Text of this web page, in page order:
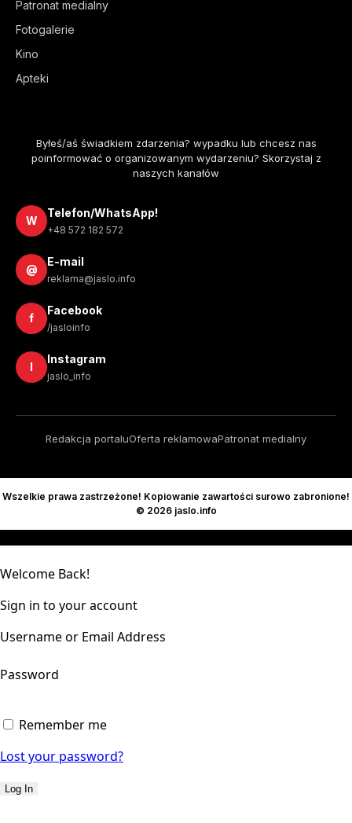
Patronat medialny
Fotogalerie
Kino
Apteki
Byłeś/aś świadkiem zdarzenia? wypadku lub chcesz nas
poinformować o organizowanym wydarzeniu? Skorzystaj z
naszych kanałów
W
Telefon/WhatsApp!
+48 572 182 572
@
E-mail
reklama@jaslo.info
f
Facebook
/jasloinfo
I
Instagram
jaslo_info
Redakcja portaluOferta reklamowaPatronat medialny
Wszelkie prawa zastrzeżone! Kopiowanie zawartości surowo zabronione!
© 2026 jaslo.info
Welcome Back!
Sign in to your account
Username or Email Address
Password
Remember me
Lost your password?